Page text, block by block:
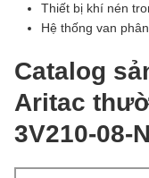
Thiết bị khí nén
Hệ thống van
Catalog
Aritac
3V210-08-